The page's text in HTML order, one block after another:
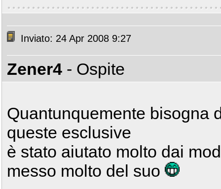
Inviato: 24 Apr 2008 9:27
Zener4 - Ospite
Quantunquemente bisogna
queste esclusive
è stato aiutato molto dai
messo molto del suo